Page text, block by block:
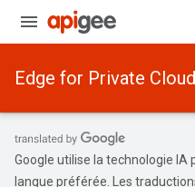
Edge for Private Cloud
Google utilise la technologie
langue préférée. Les